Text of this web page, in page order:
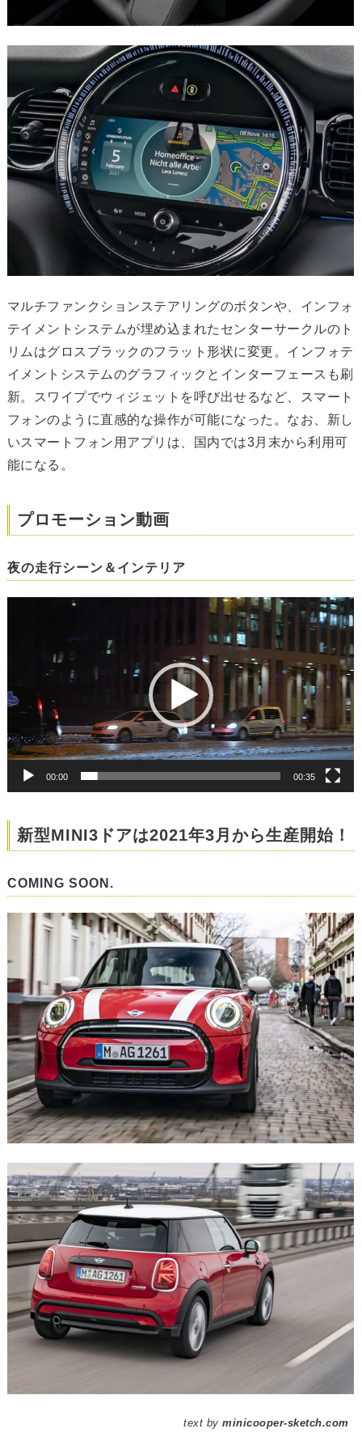
マルチファンクションステアリングのボタンや、インフォ
テイメントシステムが埋め込まれたセンターサークルのト
リムはグロスブラックのフラット形状に変更。インフォテ
イメントシステムのグラフィックとインターフェースも刷
新。スワイプでウィジェットを呼び出せるなど、スマート
フォンのように直感的な操作が可能になった。なお、新し
いスマートフォン用アプリは、国内では3月末から利用可
能になる。
プロモーション動画
夜の走行シーン＆インテリア
ヤ
ー
00:00 00:35
新型MINI3ドアは2021年3月から生産開始！
COMING SOON.
text byminicooper-sketch.com